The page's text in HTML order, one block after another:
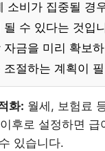
소비가 집중될 경
될 수 있다는 것입
금을 미리 확보하
조절하는 계획이
화: 월세, 보험료
후로 설정하면 급
있습니다.